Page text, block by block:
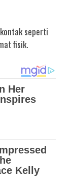
seperti
fisik.